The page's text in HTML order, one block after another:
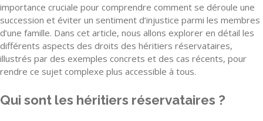
importance cruciale pour comprendre comment se déroule une
succession et éviter un sentiment d’injustice parmi les membres
d’une famille. Dans cet article, nous allons explorer en détail les
différents aspects des droits des héritiers réservataires,
illustrés par des exemples concrets et des cas récents, pour
rendre ce sujet complexe plus accessible à tous.
Qui sont les héritiers réservataires ?